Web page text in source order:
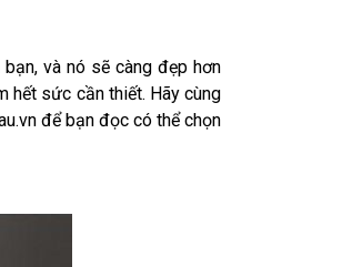
và nó sẽ càng đẹp hơn
hết sức cần thiết. Hãy cùng
để bạn đọc có thể chọn